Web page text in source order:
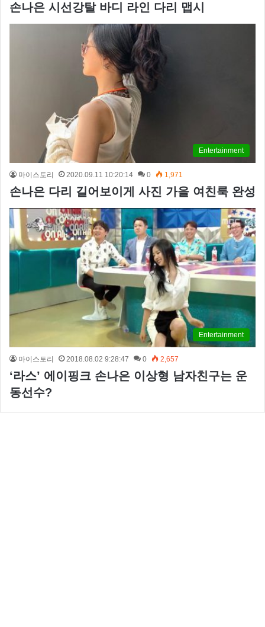
손나은 시선강탈 바디 라인 다리 맵시
Entertainment
마이스토리 2020.09.11 10:20:14 0 1,971
손나은 다리 길어보이게 사진 가을 여친룩 완성
Entertainment
마이스토리 2018.08.02 9:28:47 0 2,657
‘라스’ 에이핑크 손나은 이상형 남자친구는 운
동선수?